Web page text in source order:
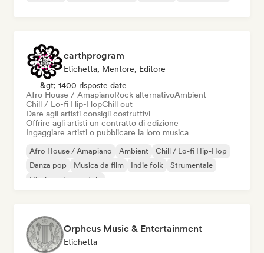
earthprogram
Etichetta, Mentore, Editore
&gt; 1400 risposte date
Afro House / AmapianoRock alternativoAmbient
Chill / Lo-fi Hip-HopChill out
Dare agli artisti consigli costruttivi
Offrire agli artisti un contratto di edizione
Ingaggiare artisti o pubblicare la loro musica
Afro House / Amapiano Ambient
Chill / Lo-fi Hip-Hop
Danza pop
Musica da film Indie folk
Strumentale
Hip-hop strumentale
Orpheus Music & Entertainment
Etichetta